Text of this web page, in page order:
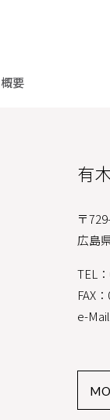
要
有
〒
広島
TEL
FAX
e-